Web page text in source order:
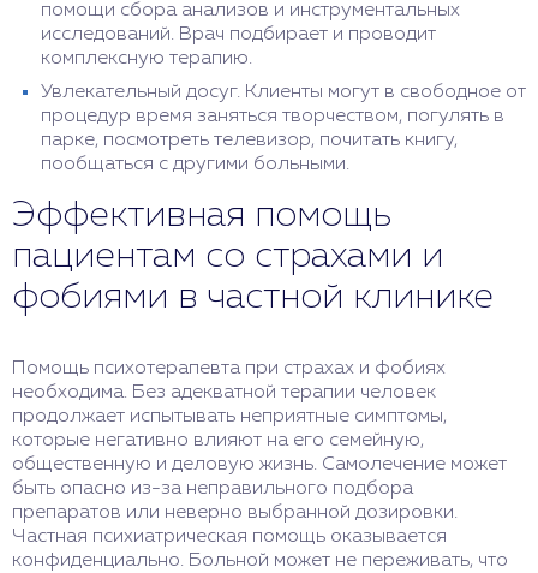
помощи сбора анализов и инструментальных
исследований. Врач подбирает и проводит
комплексную терапию.
Увлекательный досуг. Клиенты могут в свободное от
процедур время заняться творчеством, погулять в
парке, посмотреть телевизор, почитать книгу,
пообщаться с другими больными.
Эффективная помощь
пациентам со страхами и
фобиями в частной клинике
Помощь психотерапевта при страхах и фобиях
необходима. Без адекватной терапии человек
продолжает испытывать неприятные симптомы,
которые негативно влияют на его семейную,
общественную и деловую жизнь. Самолечение может
быть опасно из-за неправильного подбора
препаратов или неверно выбранной дозировки.
Частная психиатрическая помощь оказывается
конфиденциально. Больной может не переживать, что